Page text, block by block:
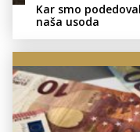
Kar smo
naša usoda